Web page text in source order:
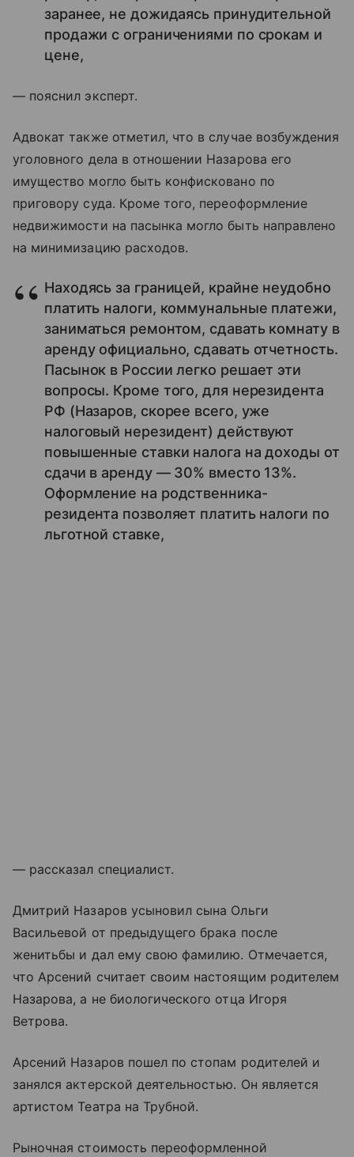
заранее, не дожидаясь принудительной
продажи с ограничениями по срокам и
цене,
— пояснил эксперт.
Адвокат также отметил, что в случае возбуждения
уголовного дела в отношении Назарова его
имущество могло быть конфисковано по
приговору суда. Кроме того, переоформление
недвижимости на пасынка могло быть направлено
на минимизацию расходов.
Находясь за границей, крайне неудобно
платить налоги, коммунальные платежи,
заниматься ремонтом, сдавать комнату в
аренду официально, сдавать отчетность.
Пасынок в России легко решает эти
вопросы. Кроме того, для нерезидента
РФ (Назаров, скорее всего, уже
налоговый нерезидент) действуют
повышенные ставки налога на доходы от
сдачи в аренду — 30% вместо 13%.
Оформление на родственника-
резидента позволяет платить налоги по
льготной ставке,
— рассказал специалист.
Дмитрий Назаров усыновил сына Ольги
Васильевой от предыдущего брака после
женитьбы и дал ему свою фамилию. Отмечается,
что Арсений считает своим настоящим родителем
Назарова, а не биологического отца Игоря
Ветрова.
Арсений Назаров пошел по стопам родителей и
занялся актерской деятельностью. Он является
артистом Театра на Трубной.
Рыночная стоимость переоформленной